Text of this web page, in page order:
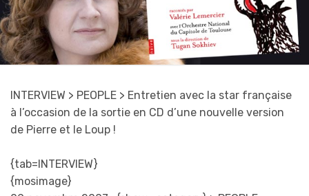
INTERVIEW > PEOPLE > Entretien avec la star française
à l’occasion de la sortie en CD d’une nouvelle version
de Pierre et le Loup !
{tab=INTERVIEW}
{mosimage}